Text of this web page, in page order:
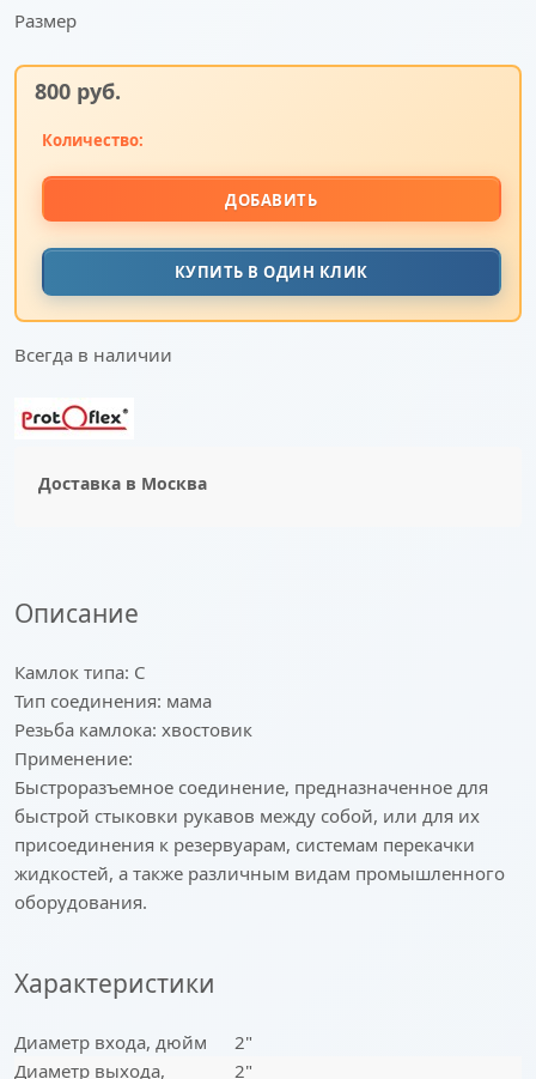
Размер
800 руб.
Количество:
ДОБАВИТЬ
КУПИТЬ В ОДИН КЛИК
Всегда в наличии
Доставка в Москва
Описание
Камлок типа: C
Тип соединения: мама
Резьба камлока: хвостовик
Применение:
Быстроразъемное соединение, предназначенное для
быстрой стыковки рукавов между собой, или для их
присоединения к резервуарам, системам перекачки
жидкостей, а также различным видам промышленного
оборудования.
Характеристики
Диаметр входа, дюйм
2"
Диаметр выхода,
2"